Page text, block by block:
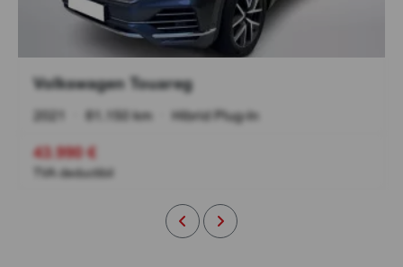
Volkswagen Touareg
2021 81.150 km Hibrid Plug-In
43.990 €
TVA deductibil